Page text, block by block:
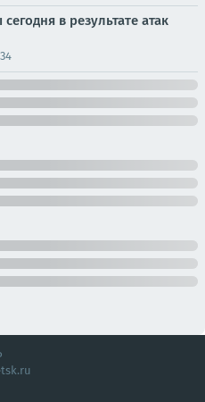
в результате атак